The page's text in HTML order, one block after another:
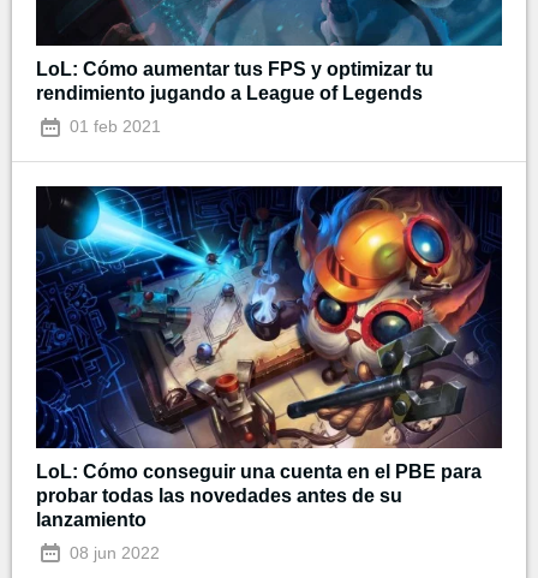
LoL: Cómo aumentar tus FPS y optimizar tu
rendimiento jugando a League of Legends
01 feb 2021
LoL: Cómo conseguir una cuenta en el PBE para
probar todas las novedades antes de su
lanzamiento
08 jun 2022